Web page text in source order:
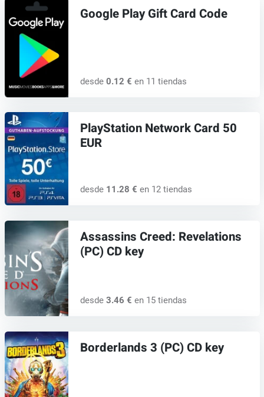
Google Play Gift Card Code
desde 0.12 € en 11 tiendas
PlayStation Network Card 50
EUR
desde 11.28 € en 12 tiendas
Assassins Creed: Revelations
(PC) CD key
desde 3.46 € en 15 tiendas
Borderlands 3 (PC) CD key